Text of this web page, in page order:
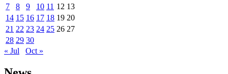
7
8 9 10 11 12 13
14 15 16 17 18 19 20
21 22 23 24 25 26 27
28 29 30
« Jul
Oct »